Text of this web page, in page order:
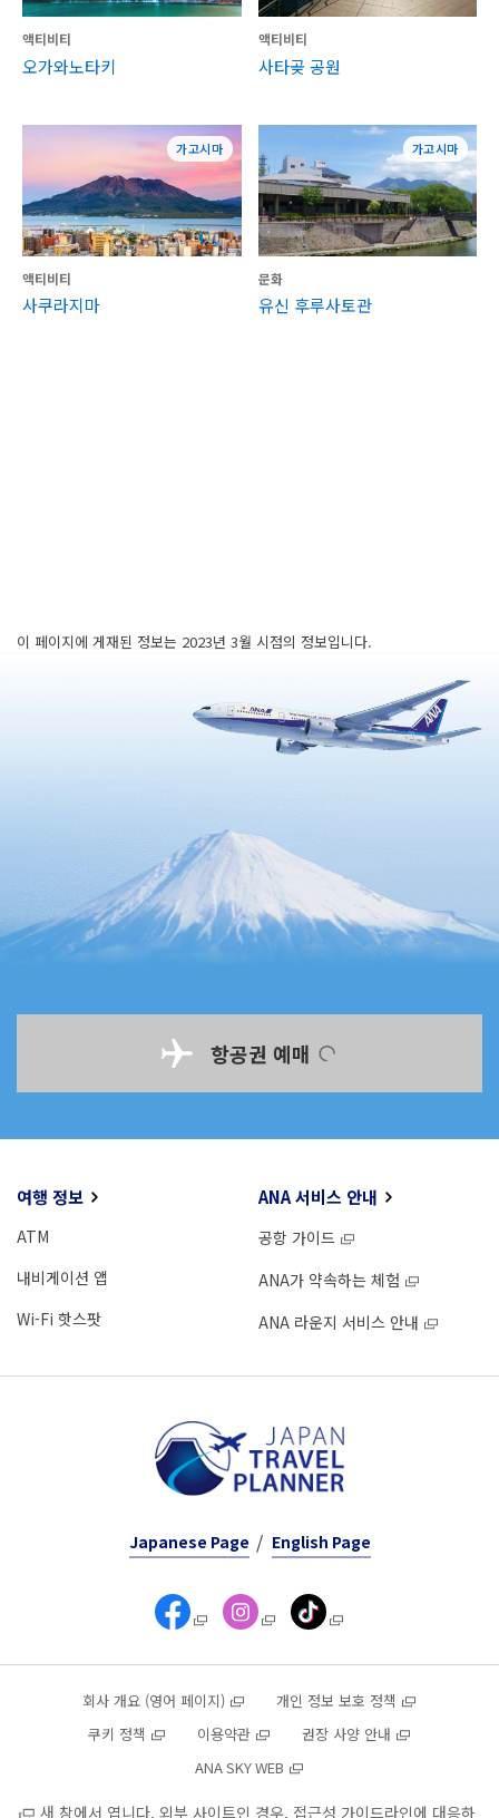
액티비티
오가와노타키
액티비티
사타곶 공원
가고시마
액티비티
사쿠라지마
가고시마
문화
유신 후루사토관
이 페이지에 게재된 정보는 2023년 3월 시점의 정보입니다.
항공권 예매
여행 정보
ATM
내비게이션 앱
Wi-Fi 핫스팟
ANA 서비스 안내
공항 가이드
ANA가 약속하는 체험
ANA 라운지 서비스 안내
Japanese Page English Page
회사 개요 (영어 페이지)
개인 정보 보호 정책
쿠키 정책
이용약관
권장 사양 안내
ANA SKY WEB
새 창에서 엽니다. 외부 사이트인 경우, 접근성 가이드라인에 대응하